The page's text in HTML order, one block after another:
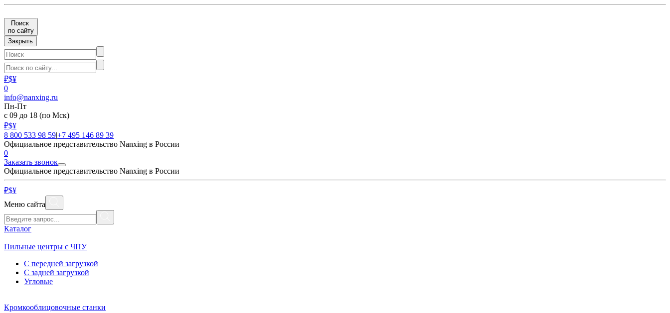
Поиск
по сайту
Закрыть
₽$¥
0
info@nanxing.ru
Пн-Пт
с 09 до 18 (по Мск)
₽$¥
8 800 533 98 59|+7 495 146 89 39
Официальное представительство Nanxing в России
0
Заказать звонок
Официальное представительство Nanxing в России
₽$¥
Меню сайта
Каталог
Пильные центры с ЧПУ
С передней загрузкой
С задней загрузкой
Угловые
Кромкооблицовочные станки